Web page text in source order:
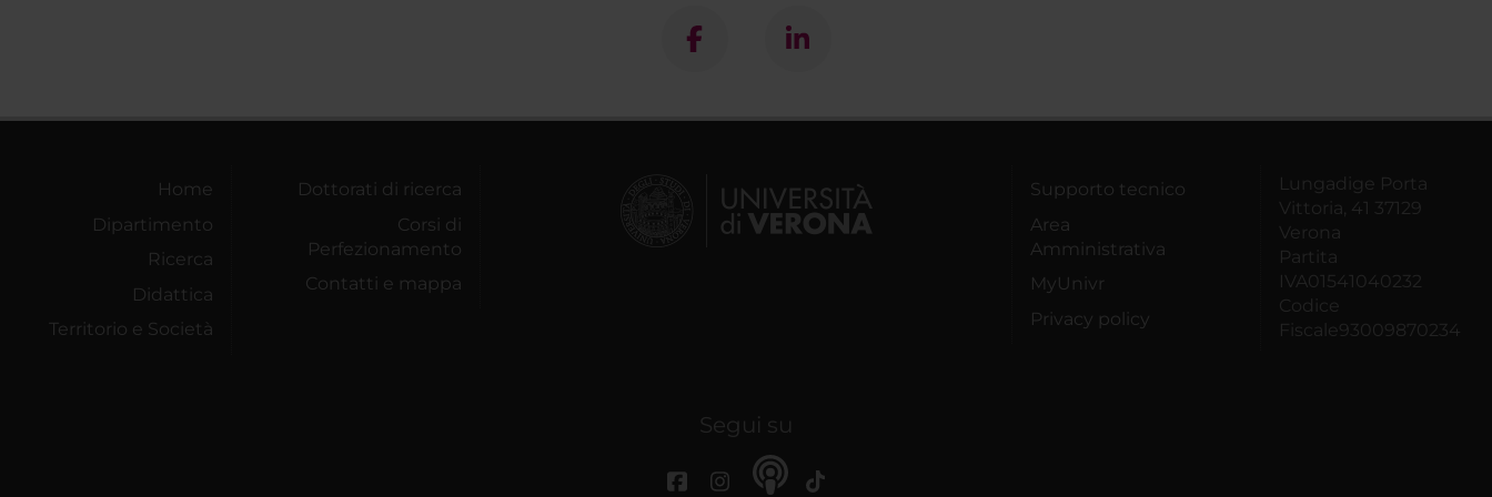
Home
Dipartimento
Ricerca
Didattica
Territorio e Società
Dottorati di ricerca
Corsi di
Perfezionamento
Contatti e mappa
Supporto tecnico
Area
Amministrativa
MyUnivr
Privacy policy
Lungadige Porta
Vittoria, 41 37129
Verona
Partita
IVA01541040232
Codice
Fiscale93009870234
Segui su